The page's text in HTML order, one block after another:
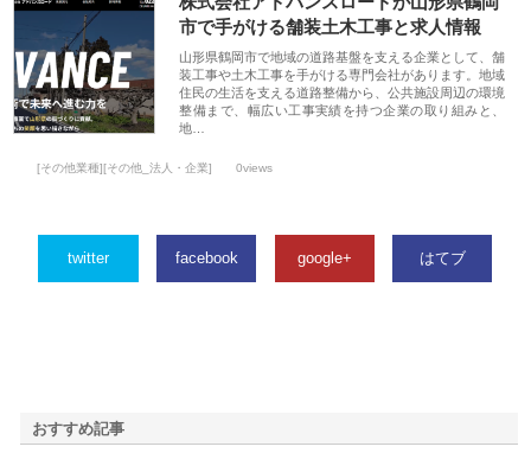
市で手がける舗装土木工事と求人情報
山形県鶴岡市で地域の道路基盤を支える企業として、舗
装工事や土木工事を手がける専門会社があります。地域
住民の生活を支える道路整備から、公共施設周辺の環境
整備まで、幅広い工事実績を持つ企業の取り組みと、
地…
[その他業種][その他_法人・企業] 0views
twitter facebook google+ はてブ
おすすめ記事